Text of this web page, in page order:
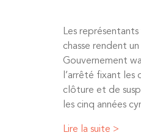
Les
chasse rendent
Gouvernement
l’arrêté fixant les
clôture et de
les cinq années
Lire la suite >